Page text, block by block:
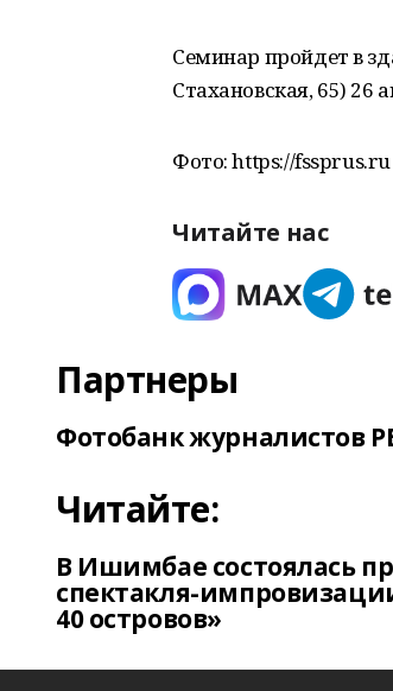
Семинар пройдет в
Стахановская, 65) 26
Фото: https://fssprus.ru
Читайте нас
Партнеры
Фотобанк журналистов
Читайте:
В Ишимбае состоялась
спектакля-
40 островов»